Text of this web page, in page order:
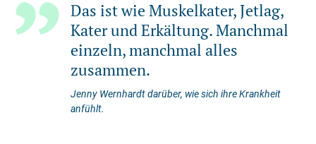
Das ist wie Muskelkater, Jetlag,
Kater und Erkältung. Manchmal
einzeln, manchmal alles
zusammen.
Jenny Wernhardt darüber, wie sich ihre Krankheit
anfühlt.